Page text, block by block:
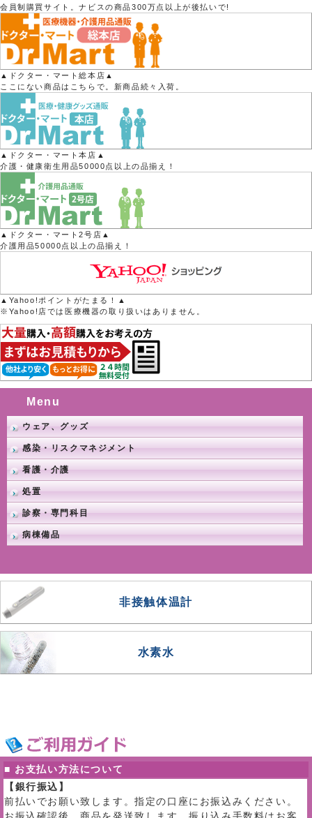
会員制購買サイト。ナビスの商品300万点以上が後払いで!
▲ドクター・マート総本店▲
ここにない商品はこちらで。新商品続々入荷。
▲ドクター・マート本店▲
介護・健康衛生用品50000点以上の品揃え！
▲ドクター・マート2号店▲
介護用品50000点以上の品揃え！
▲Yahoo!ポイントがたまる！▲
※Yahoo!店では医療機器の取り扱いはありません。
Menu
ウェア、グッズ
感染・リスクマネジメント
看護・介護
処置
診察・専門科目
病棟備品
非接触体温計
水素水
■ お支払い方法について
【銀行振込】
前払いでお願い致します。指定の口座にお振込みください。
お振込確認後、商品を発送致します。振り込み手数料はお客